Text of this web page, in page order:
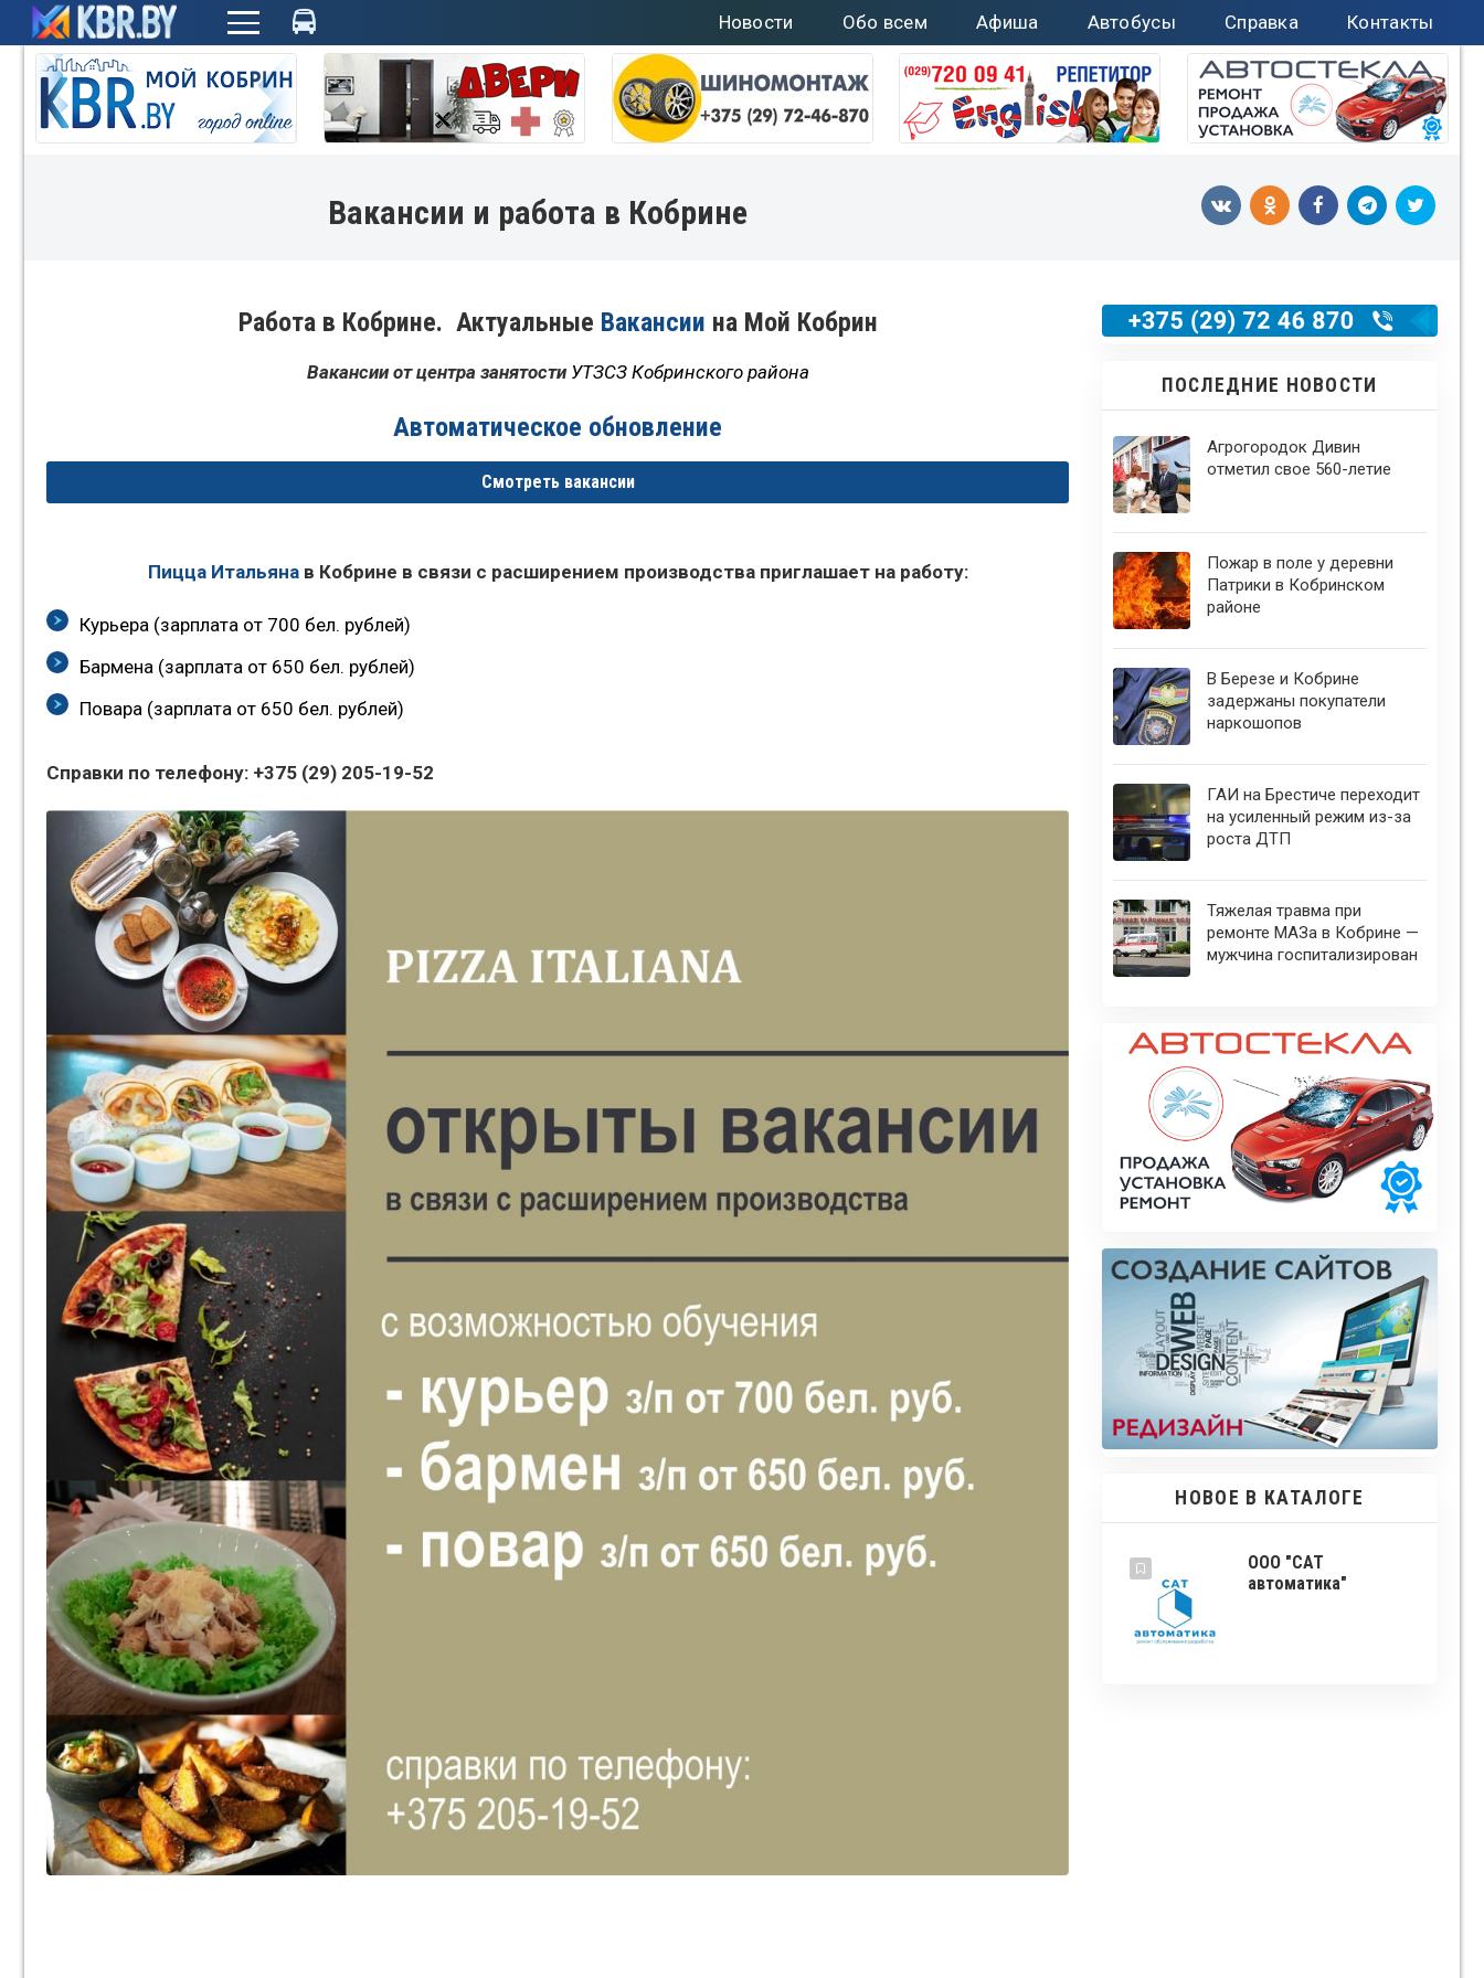
Новости Обо всем Афиша Автобусы Справка Контакты
Вакансии и работа в Кобрине
Работа в Кобрине. Актуальные Вакансии на Мой Кобрин
Вакансии от центра занятости УТЗСЗ Кобринского района
Автоматическое обновление
Смотреть вакансии
Пицца Итальянав Кобрине в связи с расширением производства приглашает на работу:
Курьера (зарплата от 700 бел. рублей)
Бармена (зарплата от 650 бел. рублей)
Повара (зарплата от 650 бел. рублей)
Справки по телефону: +375 (29) 205-19-52
ПОСЛЕДНИЕ НОВОСТИ
Агрогородок Дивин
отметил свое 560-летие
Пожар в поле у деревни
Патрики в Кобринском
районе
В Березе и Кобрине
задержаны покупатели
наркошопов
ГАИ на Брестиче переходит
на усиленный режим из-за
роста ДТП
Тяжелая травма при
ремонте МАЗа в Кобрине —
мужчина госпитализирован
НОВОЕ В КАТАЛОГЕ
ООО "САТ
автоматика"